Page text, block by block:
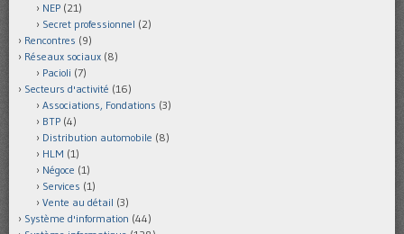
NEP (21)
Secret professionnel (2)
Rencontres (9)
Réseaux sociaux (8)
Pacioli (7)
Secteurs d'activité (16)
Associations, Fondations (3)
BTP (4)
Distribution automobile (8)
HLM (1)
Négoce (1)
Services (1)
Vente au détail (3)
Système d'information (44)